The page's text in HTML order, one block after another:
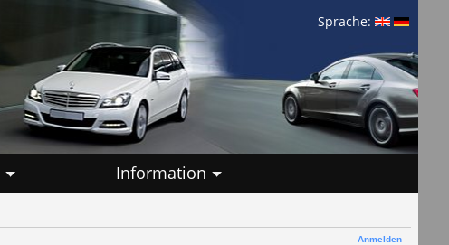
Sprache:
Information
Anmelden